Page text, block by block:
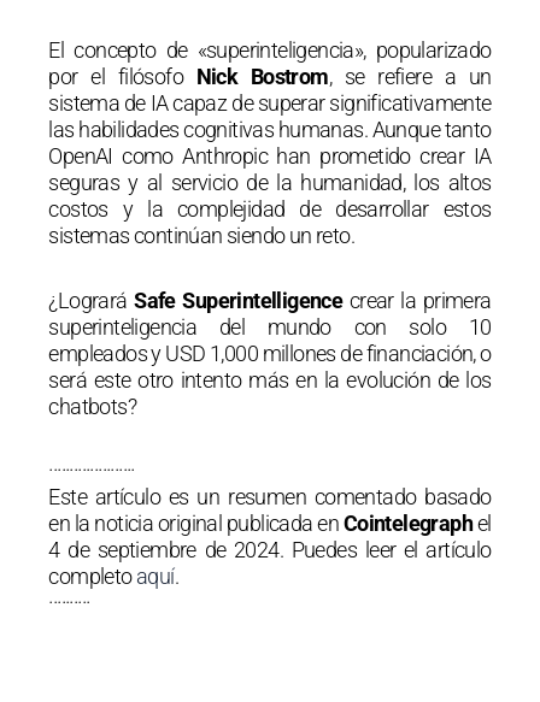
El concepto de «superinteligencia», popularizado
por el filósofo Nick Bostrom, se refiere a un
sistema de IA capaz de superar significativamente
las habilidades cognitivas humanas. Aunque tanto
OpenAI como Anthropic han prometido crear IA
seguras y al servicio de la humanidad, los altos
costos y la complejidad de desarrollar estos
sistemas continúan siendo un reto.
¿LograráSafe Superintelligencecrear la primera
superinteligencia del mundo con solo 10
empleados y USD 1,000 millones de financiación, o
será este otro intento más en la evolución de los
chatbots?
·····················
Este artículo es un resumen comentado basado
en la noticia original publicada enCointelegraphel
4 de septiembre de 2024. Puedes leer el artículo
completoaquí.
··········